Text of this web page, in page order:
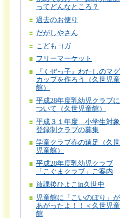
ってどんなところ？
過去のお便り
だがしやさん
こどもヨガ
フリーマーケット
『くぜっ子』わたしのマグ
カップを作ろう（久世児童
館）
平成28年度乳幼児クラブに
ついて（久世児童館）
平成３１年度 小学生対象
登録制クラブの募集
学童クラブ春の遠足（久世
児童館）
平成28年度乳幼児クラブ
「こぐまクラブ」ご案内
放課後ひよこin久世中
児童館に「こいのぼり」が
あがったよ！！＜久世児童
館